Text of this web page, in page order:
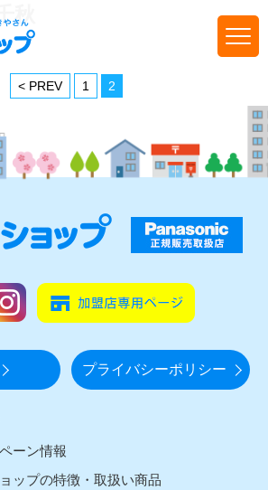
秋
< PREV 1 2
プライバシーポリシー
ーン情報
ップの特徴・取扱い商品